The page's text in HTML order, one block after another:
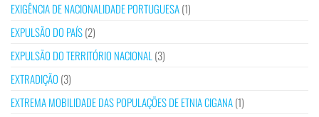
EXIGÊNCIA DE NACIONALIDADE PORTUGUESA(1)
EXPULSÃO DO PAÍS(2)
EXPULSÃO DO TERRITÓRIO NACIONAL (3)
EXTRADIÇÃO (3)
EXTREMA MOBILIDADE DAS POPULAÇÕES DE ETNIA CIGANA(1)